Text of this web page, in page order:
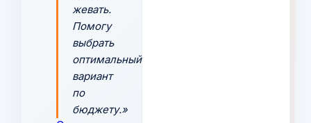
жевать.
Помогу
выбрать
оптимальный
вариант
по
бюджету.»